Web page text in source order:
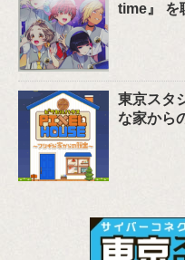
time』 を
東京スタ
な家から